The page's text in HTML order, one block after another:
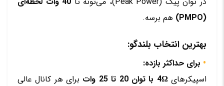
(PMPO)
هم برسه.
بهترین انتخاب بلندگو:
برای حداکثر بازده:
اسپیکرهای 4Ω با توان 20 تا 25 وات
برای هر کانال عالی